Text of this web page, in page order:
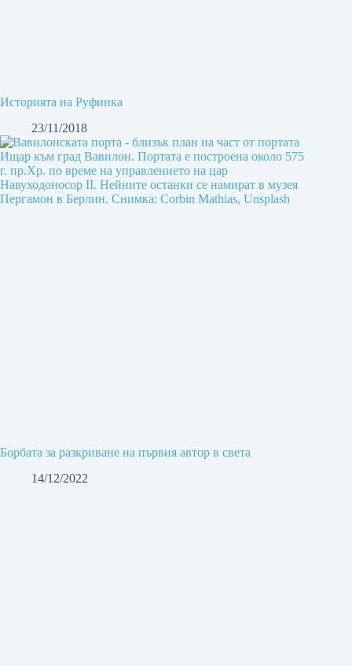
Историята на Руфинка
23/11/2018
Борбата за разкриване на първия автор в света
14/12/2022